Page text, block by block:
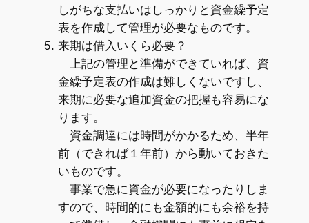
しがちな支払いはしっかりと資金繰予定
表を作成して管理が必要なものです。
来期は借入いくら必要？
上記の管理と準備ができていれば、資
金繰予定表の作成は難しくないですし、
来期に必要な追加資金の把握も容易にな
ります。
資金調達には時間がかかるため、半年
前（できれば１年前）から動いておきた
いものです。
事業で急に資金が必要になったりしま
すので、時間的にも金額的にも余裕を持